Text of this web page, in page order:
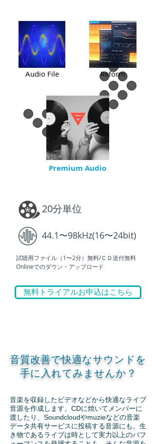
Audio File Reform
Premium Audio
20分単位
44.1〜98kHz(16〜24bit)
試聴用ファイル（1〜2分）無料/ＣＤ送付無料
Onlineでのダウン・アップロード
無料トライアルお申込はこちら
音質改善で快適なサウンドを
手に入れてみませんか？
音楽を収録したビデオなどから快適なライブ
音源を作成します。CDに焼いてメンバーに
渡したり、Soundcloudやmuzieなどの音楽
データ共有サービスに投稿する音源にも。生
き物であるライブは時として実力以上のパフ